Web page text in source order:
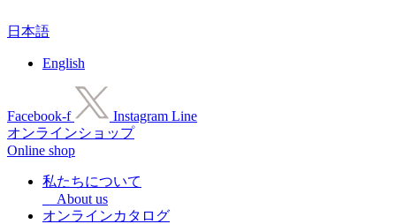
ン
ス
キ
日本語
English
Facebook-f Instagram Line
オンラインショップ
Online shop
私たちについて
About us
オンラインカタログ